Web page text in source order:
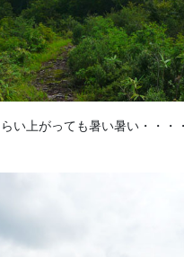
い上がっても暑い暑い・・・